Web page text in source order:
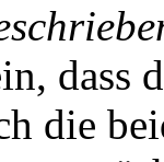
dass
die